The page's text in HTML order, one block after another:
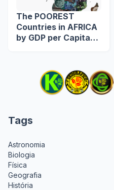
The POOREST
Countries in AFRICA
by GDP per Capita
Tags
Astronomia
Biologia
Física
Geografia
História